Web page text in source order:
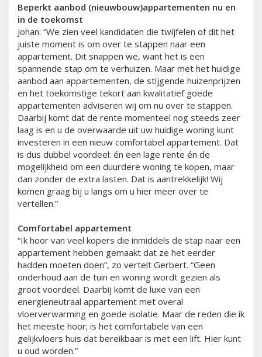
Beperkt aanbod (nieuwbouw)appartementen nu en
in de toekomst
Johan: “We zien veel kandidaten die twijfelen of dit het
juiste moment is om over te stappen naar een
appartement. Dit snappen we, want het is een
spannende stap om te verhuizen. Maar met het huidige
aanbod aan appartementen, de stijgende huizenprijzen
en het toekomstige tekort aan kwalitatief goede
appartementen adviseren wij om nu over te stappen.
Daarbij komt dat de rente momenteel nog steeds zeer
laag is en u de overwaarde uit uw huidige woning kunt
investeren in een nieuw comfortabel appartement. Dat
is dus dubbel voordeel: én een lage rente én de
mogelijkheid om een duurdere woning te kopen, maar
dan zonder de extra lasten. Dat is aantrekkelijk! Wij
komen graag bij u langs om u hier meer over te
vertellen.”
Comfortabel appartement
“Ik hoor van veel kopers die inmiddels de stap naar een
appartement hebben gemaakt dat ze het eerder
hadden moeten doen”, zo vertelt Gerbert. “Geen
onderhoud aan de tuin en woning wordt gezien als
groot voordeel. Daarbij komt de luxe van een
energieneutraal appartement met overal
vloerverwarming en goede isolatie. Maar de reden die ik
het meeste hoor; is het comfortabele van een
gelijkvloers huis dat bereikbaar is met een lift. Hier kunt
u oud worden.”